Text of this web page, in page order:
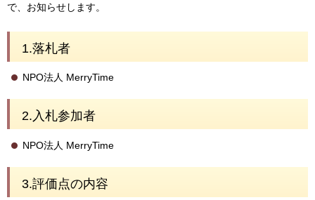
で、お知らせします。
1.落札者
NPO法人 MerryTime
2.入札参加者
NPO法人 MerryTime
3.評価点の内容